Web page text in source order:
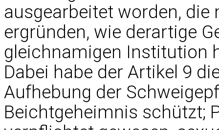
ausgearbeitet worden,
ergründen, wie derartige
gleichnamigen Institution
Dabei habe der Artikel 9
Aufhebung der
Beichtgeheimnis schützt;